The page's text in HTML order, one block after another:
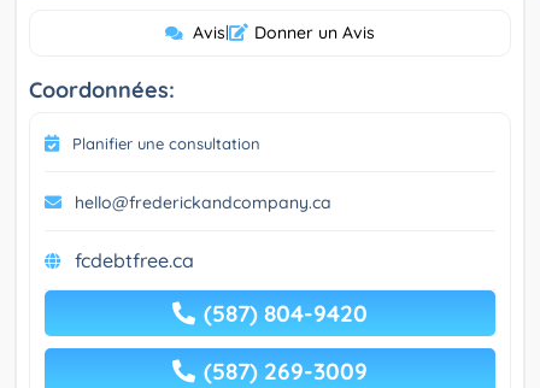
Avis| Donner un Avis
Coordonnées:
Planifier une consultation
hello@frederickandcompany.ca
fcdebtfree.ca
(587) 804-9420
(587) 269-3009